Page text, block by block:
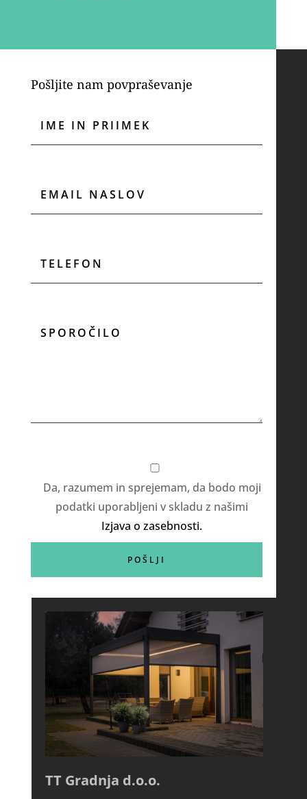
Pošljite nam povpraševanje
Da, razumem in sprejemam, da bodo moji
podatki uporabljeni v skladu z našimi
Izjava o zasebnosti.
TT Gradnja d.o.o.